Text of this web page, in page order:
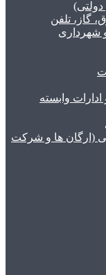
گاز، تلفن
شهرداری
ادارات وابسته
ها و شرکت